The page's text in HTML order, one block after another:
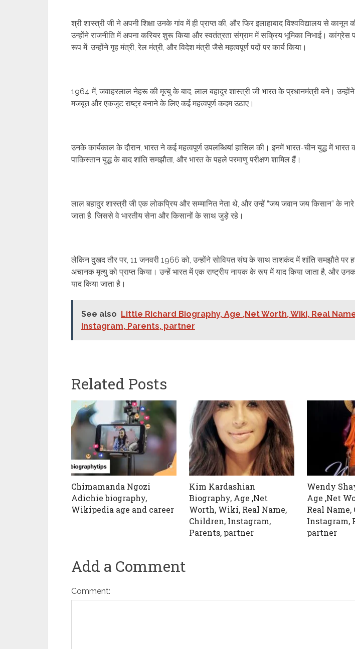
श्री शास्त्री जी ने अपनी शिक्षा उनके गांव में ही प्राप्त की, और फिर इलाहाबाद विश्वविद्यालय से कानून
उन्होंने राजनीति में अपना करियर शुरू किया और स्वतंत्रता संग्राम में सक्रिय भूमिका निभाई। कांग्रेस
रूप में, उन्होंने गृह मंत्री, रेल मंत्री, और विदेश मंत्री जैसे महत्वपूर्ण पदों पर कार्य किया।
1964 में, जवाहरलाल नेहरू की मृत्यु के बाद, लाल बहादुर शास्त्री जी भारत के प्रधानमंत्री बने।
मजबूत और एकजुट राष्ट्र बनाने के लिए कई महत्वपूर्ण कदम उठाए।
उनके कार्यकाल के दौरान, भारत ने कई महत्वपूर्ण उपलब्धियां हासिल की। इनमें भारत-चीन युद्ध में भारत
पाकिस्तान युद्ध के बाद शांति समझौता, और भारत के पहले परमाणु परीक्षण शामिल हैं।
लाल बहादुर शास्त्री जी एक लोकप्रिय और सम्मानित नेता थे, और उन्हें “जय जवान जय किसान” के नारे
जाता है, जिससे वे भारतीय सेना और किसानों के साथ जुड़े रहे।
लेकिन दुखद तौर पर, 11 जनवरी 1966 को, उन्होंने सोवियत संघ के साथ ताशकंद में शांति समझौते पर
अचानक मृत्यु को प्राप्त किया। उन्हें भारत में एक राष्ट्रीय नायक के रूप में याद किया जाता है, और
याद किया जाता है।
See also Little Richard Biography, Age ,Net Worth, Wiki, Real
Instagram, Parents, partner
Related Posts
Chimamanda Ngozi
Adichie biography,
Wikipedia age and career
Kim Kardashian
Biography, Age ,Net
Worth, Wiki, Real Name,
Children, Instagram,
Parents, partner
Wendy
Age ,Net
Real
Instagram,
partner
Add a Comment
Comment: